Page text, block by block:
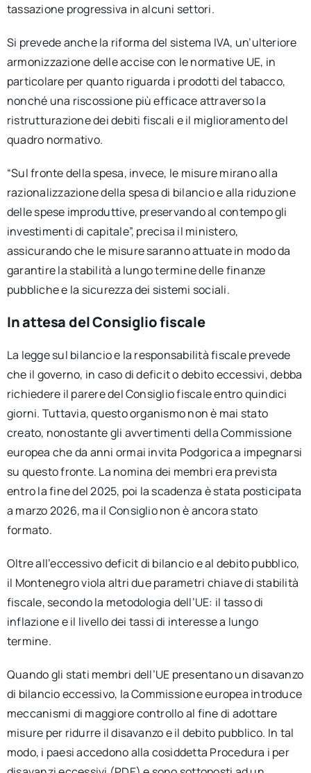
tassazione progressiva in alcuni settori.
Si prevede anche la riforma del sistema IVA, un’ulteriore
armonizzazione delle accise con le normative UE, in
particolare per quanto riguarda i prodotti del tabacco,
nonché una riscossione più efficace attraverso la
ristrutturazione dei debiti fiscali e il miglioramento del
quadro normativo.
“Sul fronte della spesa, invece, le misure mirano alla
razionalizzazione della spesa di bilancio e alla riduzione
delle spese improduttive, preservando al contempo gli
investimenti di capitale”, precisa il ministero,
assicurando che le misure saranno attuate in modo da
garantire la stabilità a lungo termine delle finanze
pubbliche e la sicurezza dei sistemi sociali.
In attesa del Consiglio fiscale
La legge sul bilancio e la responsabilità fiscale prevede
che il governo, in caso di deficit o debito eccessivi, debba
richiedere il parere del Consiglio fiscale entro quindici
giorni. Tuttavia, questo organismo non è mai stato
creato, nonostante gli avvertimenti della Commissione
europea che da anni ormai invita Podgorica a impegnarsi
su questo fronte. La nomina dei membri era prevista
entro la fine del 2025, poi la scadenza è stata posticipata
a marzo 2026, ma il Consiglio non è ancora stato
formato.
Oltre all’eccessivo deficit di bilancio e al debito pubblico,
il Montenegro viola altri due parametri chiave di stabilità
fiscale, secondo la metodologia dell’UE: il tasso di
inflazione e il livello dei tassi di interesse a lungo
termine.
Quando gli stati membri dell’UE presentano un disavanzo
di bilancio eccessivo, la Commissione europea introduce
meccanismi di maggiore controllo al fine di adottare
misure per ridurre il disavanzo e il debito pubblico. In tal
modo, i paesi accedono alla cosiddetta Procedura i per